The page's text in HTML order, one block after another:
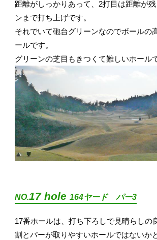
距離がしっかりあって、2打目は距離が
ンまで打ち上げです。
それでいて砲台グリーンなのでボールの
ールです。
グリーンの芝目もきつくて難しいホール
NO.17 hole 164ヤード パー3
17番ホールは、打ち下ろしで見晴らしの
割とパーが取りやすいホールではないか